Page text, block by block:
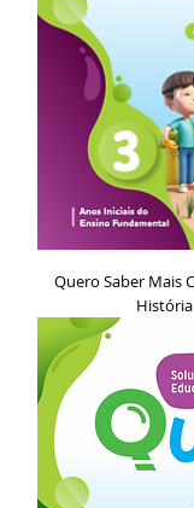
Quero Saber Mais
História